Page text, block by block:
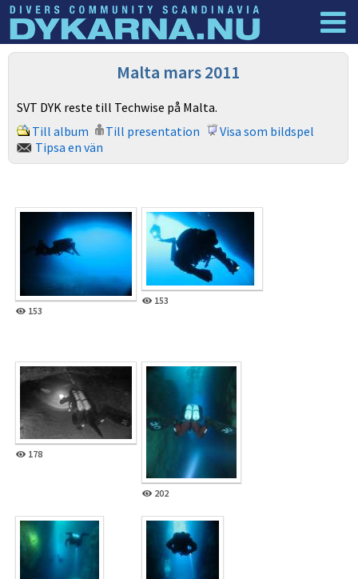
Dyknyheter Malta mars 2011
SVT DYK reste till Techwise på Malta.
Till album
Till presentation
Visa som bildspel
Tipsa en vän
153
153
178
202